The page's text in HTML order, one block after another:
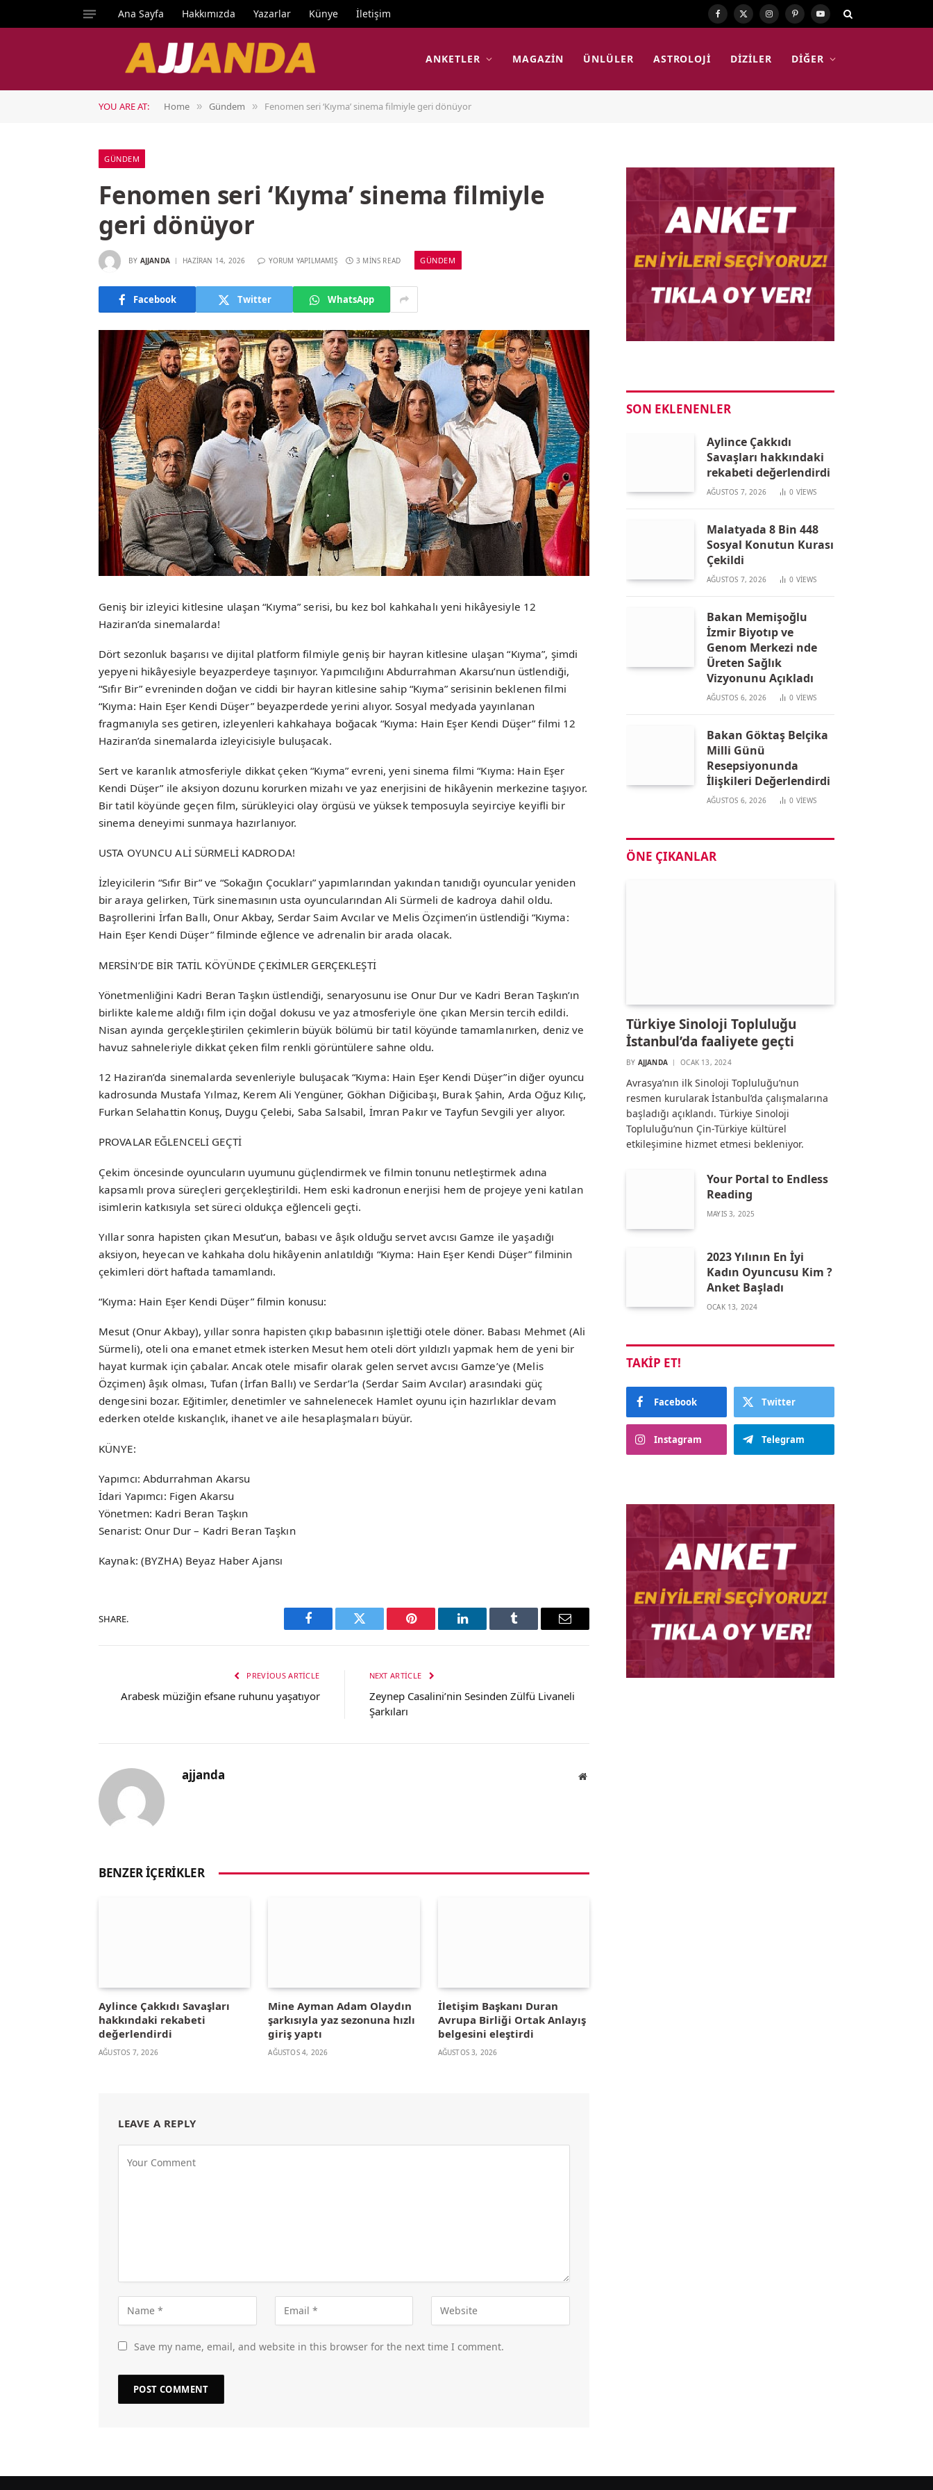
Ana Sayfa Hakkımızda Yazarlar Künye İletişim Facebook
X
Instagram
PinterestYouTube
ANKETLER MAGAZIN ÜNLÜLER ASTROLOJI DIZILER DIĞER
YOU ARE AT: Home » Gündem » Fenomen seri ‘Kıyma’ sinema filmiyle geri dönüyor
GÜNDEM
Fenomen seri ‘Kıyma’ sinema filmiyle
geri dönüyor
BY AJJANDA HAZIRAN 14, 2026 YORUM YAPILMAMIŞ 3 MINS READ GÜNDEM
Facebook Twitter WhatsApp
Geniş bir izleyici kitlesine ulaşan “Kıyma” serisi, bu kez bol kahkahalı yeni hikâyesiyle 12
Haziran’da sinemalarda!
Dört sezonluk başarısı ve dijital platform filmiyle geniş bir hayran kitlesine ulaşan “Kıyma”, şimdi
yepyeni hikâyesiyle beyazperdeye taşınıyor. Yapımcılığını Abdurrahman Akarsu’nun üstlendiği,
“Sıfır Bir” evreninden doğan ve ciddi bir hayran kitlesine sahip “Kıyma” serisinin beklenen filmi
“Kıyma: Hain Eşer Kendi Düşer” beyazperdede yerini alıyor. Sosyal medyada yayınlanan
fragmanıyla ses getiren, izleyenleri kahkahaya boğacak “Kıyma: Hain Eşer Kendi Düşer” filmi 12
Haziran’da sinemalarda izleyicisiyle buluşacak.
Sert ve karanlık atmosferiyle dikkat çeken “Kıyma” evreni, yeni sinema filmi “Kıyma: Hain Eşer
Kendi Düşer” ile aksiyon dozunu korurken mizahı ve yaz enerjisini de hikâyenin merkezine taşıyor.
Bir tatil köyünde geçen film, sürükleyici olay örgüsü ve yüksek temposuyla seyirciye keyifli bir
sinema deneyimi sunmaya hazırlanıyor.
USTA OYUNCU ALİ SÜRMELİ KADRODA!
İzleyicilerin “Sıfır Bir” ve “Sokağın Çocukları” yapımlarından yakından tanıdığı oyuncular yeniden
bir araya gelirken, Türk sinemasının usta oyuncularından Ali Sürmeli de kadroya dahil oldu.
Başrollerini İrfan Ballı, Onur Akbay, Serdar Saim Avcılar ve Melis Özçimen’in üstlendiği “Kıyma:
Hain Eşer Kendi Düşer” filminde eğlence ve adrenalin bir arada olacak.
MERSİN’DE BİR TATİL KÖYÜNDE ÇEKİMLER GERÇEKLEŞTİ
Yönetmenliğini Kadri Beran Taşkın üstlendiği, senaryosunu ise Onur Dur ve Kadri Beran Taşkın’ın
birlikte kaleme aldığı film için doğal dokusu ve yaz atmosferiyle öne çıkan Mersin tercih edildi.
Nisan ayında gerçekleştirilen çekimlerin büyük bölümü bir tatil köyünde tamamlanırken, deniz ve
havuz sahneleriyle dikkat çeken film renkli görüntülere sahne oldu.
12 Haziran’da sinemalarda sevenleriyle buluşacak “Kıyma: Hain Eşer Kendi Düşer”in diğer oyuncu
kadrosunda Mustafa Yılmaz, Kerem Ali Yengüner, Gökhan Diğicibaşı, Burak Şahin, Arda Oğuz Kılıç,
Furkan Selahattin Konuş, Duygu Çelebi, Saba Salsabil, İmran Pakır ve Tayfun Sevgili yer alıyor.
PROVALAR EĞLENCELİ GEÇTİ
Çekim öncesinde oyuncuların uyumunu güçlendirmek ve filmin tonunu netleştirmek adına
kapsamlı prova süreçleri gerçekleştirildi. Hem eski kadronun enerjisi hem de projeye yeni katılan
isimlerin katkısıyla set süreci oldukça eğlenceli geçti.
Yıllar sonra hapisten çıkan Mesut’un, babası ve âşık olduğu servet avcısı Gamze ile yaşadığı
aksiyon, heyecan ve kahkaha dolu hikâyenin anlatıldığı “Kıyma: Hain Eşer Kendi Düşer” filminin
çekimleri dört haftada tamamlandı.
“Kıyma: Hain Eşer Kendi Düşer” filmin konusu:
Mesut (Onur Akbay), yıllar sonra hapisten çıkıp babasının işlettiği otele döner. Babası Mehmet (Ali
Sürmeli), oteli ona emanet etmek isterken Mesut hem oteli dört yıldızlı yapmak hem de yeni bir
hayat kurmak için çabalar. Ancak otele misafir olarak gelen servet avcısı Gamze’ye (Melis
Özçimen) âşık olması, Tufan (İrfan Ballı) ve Serdar’la (Serdar Saim Avcılar) arasındaki güç
dengesini bozar. Eğitimler, denetimler ve sahnelenecek Hamlet oyunu için hazırlıklar devam
ederken otelde kıskançlık, ihanet ve aile hesaplaşmaları büyür.
KÜNYE:
Yapımcı: Abdurrahman Akarsu
İdari Yapımcı: Figen Akarsu
Yönetmen: Kadri Beran Taşkın
Senarist: Onur Dur – Kadri Beran Taşkın
Kaynak: (BYZHA) Beyaz Haber Ajansı
SHARE.
Facebook Twitter Pinterest LinkedIn Tumblr Email
PREVIOUS ARTICLE
Arabesk müziğin efsane ruhunu yaşatıyor
NEXT ARTICLE
Zeynep Casalini’nin Sesinden Zülfü Livaneli
Şarkıları
ajjanda Website
BENZER İÇERIKLER
Aylince Çakkıdı Savaşları
hakkındaki rekabeti
değerlendirdi
AĞUSTOS 7, 2026
Mine Ayman Adam Olaydın
şarkısıyla yaz sezonuna hızlı
giriş yaptı
AĞUSTOS 4, 2026
İletişim Başkanı Duran
Avrupa Birliği Ortak Anlayış
belgesini eleştirdi
AĞUSTOS 3, 2026
LEAVE A REPLY
Save my name, email, and website in this browser for the next time I comment.
SON EKLENENLER
Aylince Çakkıdı
Savaşları hakkındaki
rekabeti değerlendirdi
AĞUSTOS 7, 2026 0 VIEWS
Malatyada 8 Bin 448
Sosyal Konutun Kurası
Çekildi
AĞUSTOS 7, 2026 0 VIEWS
Bakan Memişoğlu
İzmir Biyotıp ve
Genom Merkezi nde
Üreten Sağlık
Vizyonunu Açıkladı
AĞUSTOS 6, 2026 0 VIEWS
Bakan Göktaş Belçika
Milli Günü
Resepsiyonunda
İlişkileri Değerlendirdi
AĞUSTOS 6, 2026 0 VIEWS
ÖNE ÇIKANLAR
Türkiye Sinoloji Topluluğu
İstanbul’da faaliyete geçti
BY AJJANDA OCAK 13, 2024
Avrasya’nın ilk Sinoloji Topluluğu’nun
resmen kurularak İstanbul’da çalışmalarına
başladığı açıklandı. Türkiye Sinoloji
Topluluğu’nun Çin-Türkiye kültürel
etkileşimine hizmet etmesi bekleniyor.
Your Portal to Endless
Reading
MAYIS 3, 2025
2023 Yılının En İyi
Kadın Oyuncusu Kim ?
Anket Başladı
OCAK 13, 2024
TAKIP ET!
Facebook Twitter
Instagram Telegram